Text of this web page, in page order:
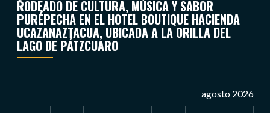
RODEADO DE CULTURA, MÚSICA Y SABOR
PURÉPECHA EN EL HOTEL BOUTIQUE HACIENDA
UCAZANAZTACUA, UBICADA A LA ORILLA DEL
LAGO DE PÁTZCUARO
agosto 2026